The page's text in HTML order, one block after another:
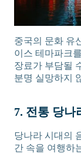
중국의 문화 유
이스 테마파크
장료가 부담될
분명 실망하지
7. 전통 당나
당나라 시대의
간 속을 여행하